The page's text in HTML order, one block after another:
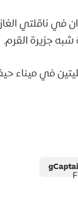
ويظهر اشتعال
جزيرة القرم.
في